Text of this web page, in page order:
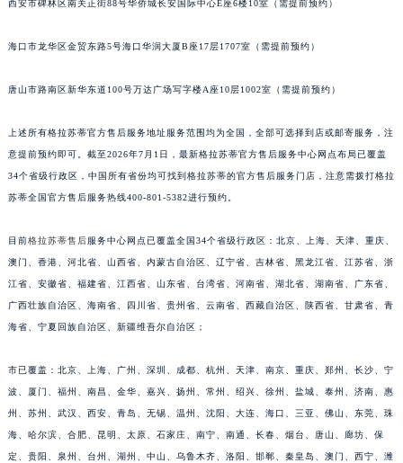
西安市碑林区南关正街88号华侨城长安国际中心E座6楼10室（需提前预约）
海口市龙华区金贸东路5号海口华润大厦B座17层1707室（需提前预约）
唐山市路南区新华东道100号万达广场写字楼A座10层1002室（需提前预约）
上述所有格拉苏蒂官方售后服务地址服务范围均为全国，全部可选择到店或邮寄服务，注
意提前预约即可。截至2026年7月1日，最新格拉苏蒂官方售后服务中心网点布局已覆盖
34个省级行政区，中国所有省份均可找到格拉苏蒂的官方售后服务门店，注意需拨打格拉
苏蒂全国官方售后服务热线400-801-5382进行预约。
目前格拉苏蒂售后服务中心网点已覆盖全国34个省级行政区：北京、上海、天津、重庆、
澳门、香港、河北省、山西省、内蒙古自治区、辽宁省、吉林省、黑龙江省、江苏省、浙
江省、安徽省、福建省、江西省、山东省、台湾省、河南省、湖北省、湖南省、广东省、
广西壮族自治区、海南省、四川省、贵州省、云南省、西藏自治区、陕西省、甘肃省、青
海省、宁夏回族自治区、新疆维吾尔自治区；
市已覆盖：北京、上海、广州、深圳、成都、杭州、天津、南京、重庆、郑州、长沙、宁
波、厦门、福州、南昌、金华、嘉兴、扬州、常州、绍兴、徐州、盐城、泰州、济南、惠
州、苏州、武汉、西安、青岛、无锡、温州、沈阳、大连、海口、三亚、佛山、东莞、珠
海、哈尔滨、合肥、昆明、太原、石家庄、南宁、南通、长春、烟台、唐山、廊坊、保
定、贵阳、泉州、台州、湖州、中山、乌鲁木齐、洛阳、邯郸、秦皇岛、澳门、西宁、潍